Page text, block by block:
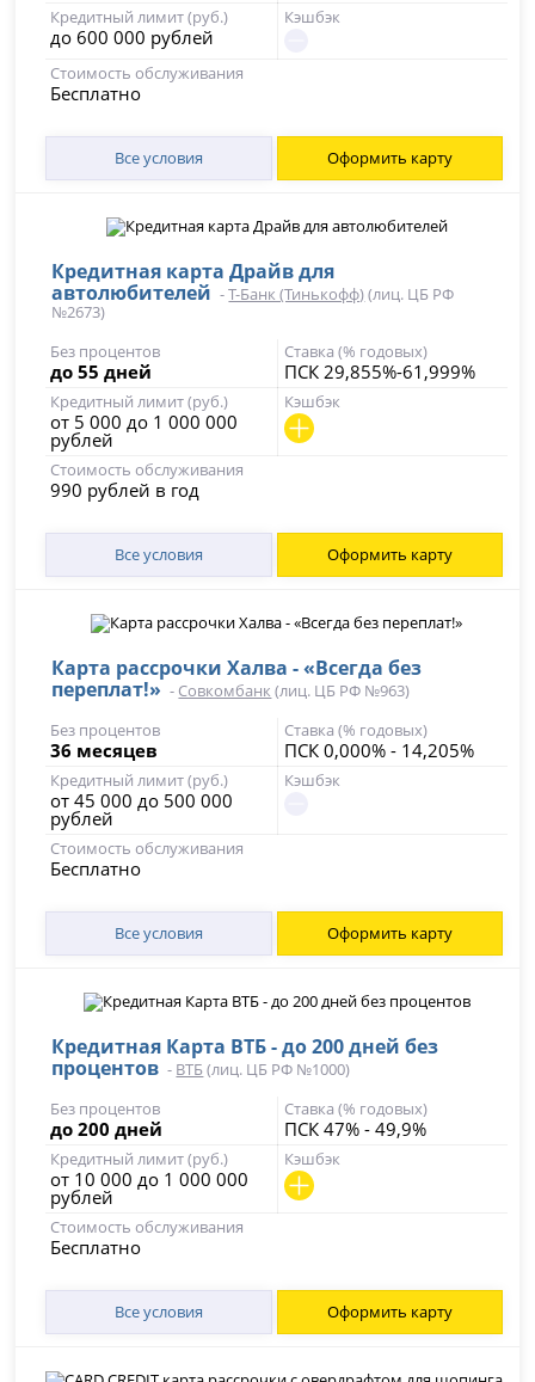
Кредитный лимит (руб.)
до 600 000 рублей
Кэшбэк
Стоимость обслуживания
Бесплатно
Все условия Оформить карту
Кредитная карта Драйв для
автолюбителей -Т-Банк (Тинькофф)(лиц. ЦБ РФ
№2673)
Без процентов
до 55 дней
Ставка (% годовых)
ПСК 29,855%-61,999%
Кредитный лимит (руб.)
от 5 000 до 1 000 000
рублей
Кэшбэк
Стоимость обслуживания
990 рублей в год
Все условия Оформить карту
Карта рассрочки Халва - «Всегда без
переплат!» - Совкомбанк (лиц. ЦБ РФ №963)
Без процентов
36 месяцев
Ставка (% годовых)
ПСК 0,000% - 14,205%
Кредитный лимит (руб.)
от 45 000 до 500 000
рублей
Кэшбэк
Стоимость обслуживания
Бесплатно
Все условия Оформить карту
Кредитная Карта ВТБ - до 200 дней без
процентов - ВТБ(лиц. ЦБ РФ №1000)
Без процентов
до 200 дней
Ставка (% годовых)
ПСК 47% - 49,9%
Кредитный лимит (руб.)
от 10 000 до 1 000 000
рублей
Кэшбэк
Стоимость обслуживания
Бесплатно
Все условия Оформить карту